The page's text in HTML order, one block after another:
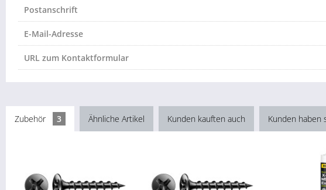
Postanschrift
E-Mail-Adresse
URL zum Kontaktformular
Zubehör 3 Ähnliche Artikel Kunden kauften auch Kunden haben